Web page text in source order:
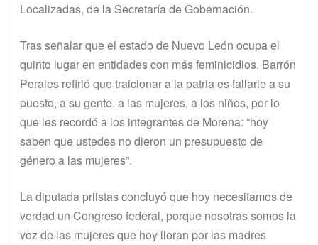
Localizadas, de la Secretaría de Gobernación.
Tras señalar que el estado de Nuevo León ocupa el
quinto lugar en entidades con más feminicidios, Barrón
Perales refirió que traicionar a la patria es fallarle a su
puesto, a su gente, a las mujeres, a los niños, por lo
que les recordó a los integrantes de Morena: “hoy
saben que ustedes no dieron un presupuesto de
género a las mujeres”.
La diputada priistas concluyó que hoy necesitamos de
verdad un Congreso federal, porque nosotras somos la
voz de las mujeres que hoy lloran por las madres